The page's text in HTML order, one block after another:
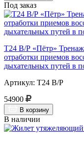
Под заказ
Т24 В/Р «Пётр»
отработки приемов
дыхательных путей в
Артикул: Т24 В/Р
54900
В корзину
В наличии